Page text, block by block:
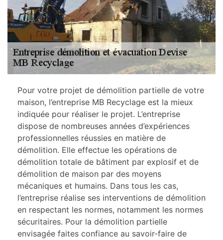
Pour votre projet de démolition partielle de votre
maison, l’entreprise MB Recyclage est la mieux
indiquée pour réaliser le projet. L’entreprise
dispose de nombreuses années d’expériences
professionnelles réussies en matière de
démolition. Elle effectue les opérations de
démolition totale de bâtiment par explosif et de
démolition de maison par des moyens
mécaniques et humains. Dans tous les cas,
l’entreprise réalise ses interventions de démolition
en respectant les normes, notamment les normes
sécuritaires. Pour la démolition partielle
envisagée faites confiance au savoir-faire de